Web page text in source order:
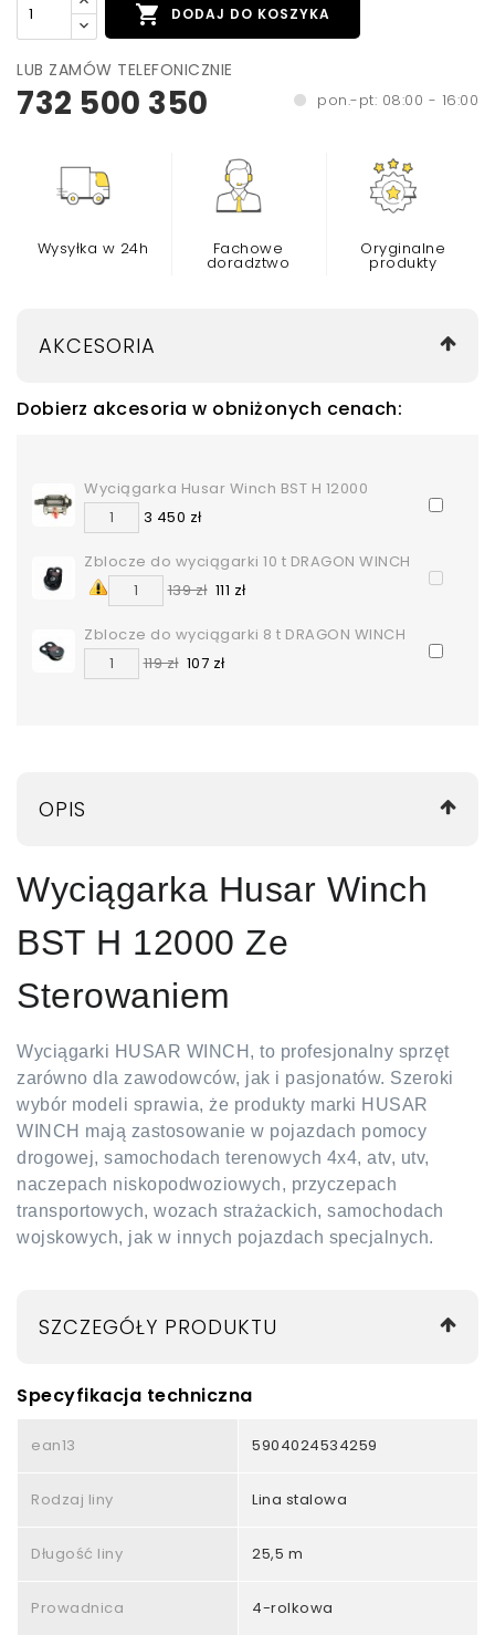
 DODAJ DO KOSZYKA
LUB ZAMÓW TELEFONICZNIE
732 500 350 pon.-pt: 08:00 - 16:00
Wysyłka w 24h Fachowe
doradztwo
Oryginalne
produkty
AKCESORIA
Dobierz akcesoria w obniżonych cenach:
Wyciągarka Husar Winch BST H 12000
3 450 zł
Zblocze do wyciągarki 10 t DRAGON WINCH
139 zł 111 zł
Zblocze do wyciągarki 8 t DRAGON WINCH
119 zł 107 zł
OPIS
Wyciągarka Husar Winch
BST H 12000 Ze
Sterowaniem
Wyciągarki HUSAR WINCH, to profesjonalny sprzęt
zarówno dla zawodowców, jak i pasjonatów. Szeroki
wybór modeli sprawia, że produkty marki HUSAR
WINCH mają zastosowanie w pojazdach pomocy
drogowej, samochodach terenowych 4x4, atv, utv,
naczepach niskopodwoziowych, przyczepach
transportowych, wozach strażackich, samochodach
wojskowych, jak w innych pojazdach specjalnych.
SZCZEGÓŁY PRODUKTU
Specyfikacja techniczna
ean13 5904024534259
Rodzaj liny Lina stalowa
Długość liny 25,5 m
Prowadnica 4-rolkowa